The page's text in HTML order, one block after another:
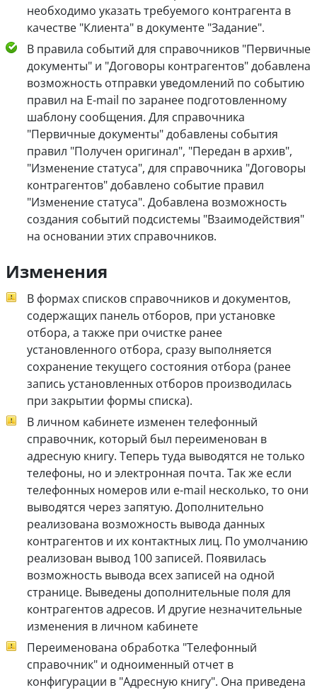
необходимо указать требуемого контрагента в
качестве "Клиента" в документе "Задание".
В правила событий для справочников "Первичные
документы" и "Договоры контрагентов" добавлена
возможность отправки уведомлений по событию
правил на E-mail по заранее подготовленному
шаблону сообщения. Для справочника
"Первичные документы" добавлены события
правил "Получен оригинал", "Передан в архив",
"Изменение статуса", для справочника "Договоры
контрагентов" добавлено событие правил
"Изменение статуса". Добавлена возможность
создания событий подсистемы "Взаимодействия"
на основании этих справочников.
Изменения
В формах списков справочников и документов,
содержащих панель отборов, при установке
отбора, а также при очистке ранее
установленного отбора, сразу выполняется
сохранение текущего состояния отбора (ранее
запись установленных отборов производилась
при закрытии формы списка).
В личном кабинете изменен телефонный
справочник, который был переименован в
адресную книгу. Теперь туда выводятся не только
телефоны, но и электронная почта. Так же если
телефонных номеров или e-mail несколько, то они
выводятся через запятую. Дополнительно
реализована возможность вывода данных
контрагентов и их контактных лиц. По умолчанию
реализован вывод 100 записей. Появилась
возможность вывода всех записей на одной
странице. Выведены дополнительные поля для
контрагентов адресов. И другие незначительные
изменения в личном кабинете
Переименована обработка "Телефонный
справочник" и одноименный отчет в
конфигурации в "Адресную книгу". Она приведена